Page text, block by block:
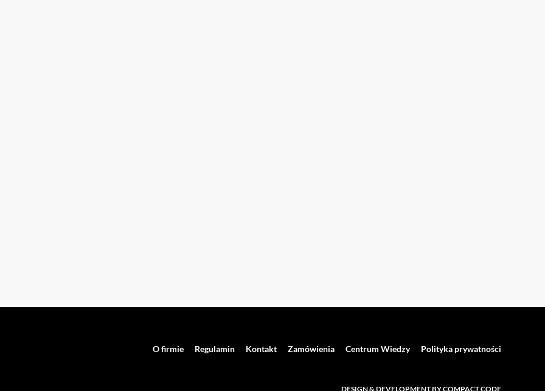
O firmie Regulamin Kontakt Zamówienia Centrum Wiedzy Polityka prywatności
DESIGN & DEVELOPMENT BY COMPACT CODE